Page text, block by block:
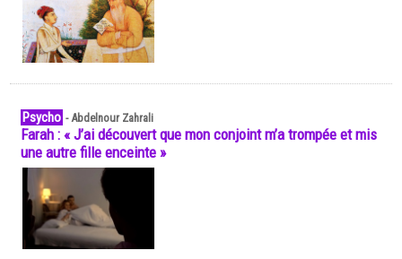
Psycho -Abdelnour Zahrali
Farah : « J’ai découvert que mon conjoint m’a trompée et mis
une autre fille enceinte »